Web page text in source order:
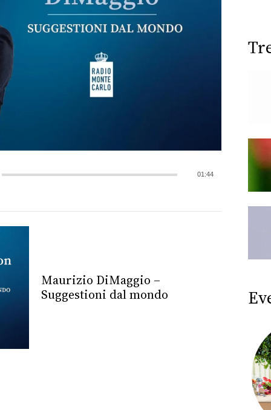
01:44
Maurizio DiMaggio –
Suggestioni dal mondo